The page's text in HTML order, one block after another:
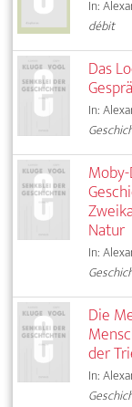
In:
débit
Das
In:
Natur
In:
Die
der
In: